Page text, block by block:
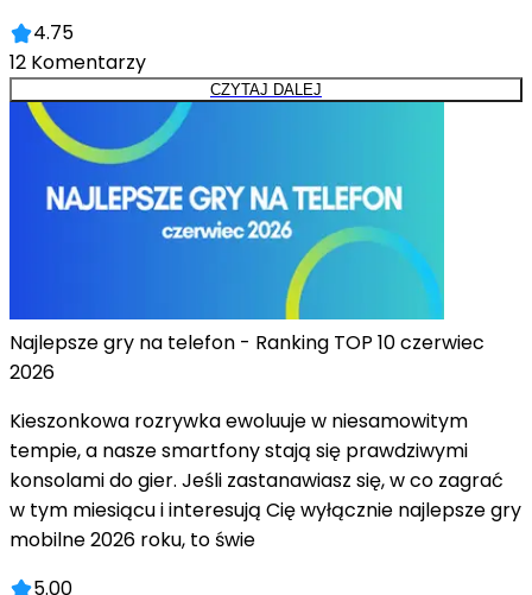
4.75
12 Komentarzy
CZYTAJ DALEJ
Najlepsze gry na telefon - Ranking TOP 10 czerwiec
2026
Kieszonkowa rozrywka ewoluuje w niesamowitym
tempie, a nasze smartfony stają się prawdziwymi
konsolami do gier. Jeśli zastanawiasz się, w co zagrać
w tym miesiącu i interesują Cię wyłącznie najlepsze gry
mobilne 2026 roku, to świe
5.00